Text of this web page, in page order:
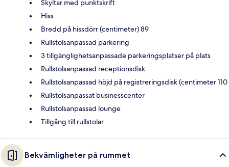
Skyltar med punktskrift
Hiss
Bredd på hissdörr (centimeter) 89
Rullstolsanpassad parkering
3 tillgänglighetsanpassade parkeringsplatser på plats
Rullstolsanpassad receptionsdisk
Rullstolsanpassad höjd på registreringsdisk (centimeter 110
Rullstolsanpassat businesscenter
Rullstolsanpassad lounge
Tillgång till rullstolar
Bekvämligheter på rummet